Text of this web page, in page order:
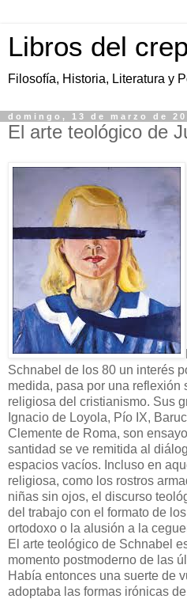
Libros del
Filosofía, Historia, Literatura y
domingo, 13 de marzo de
El arte teológico de
Schnabel de los 80 un interés
medida, pasa por una reflexión
religiosa del cristianismo. Sus
Ignacio de Loyola, Pío IX,
Clemente de Roma, son
santidad se ve remitida al
espacios vacíos. Incluso en
religiosa, como los rostros
niñas sin ojos, el discurso
del trabajo con el formato de
ortodoxo o la alusión a la
El arte teológico de Schnabel
momento postmoderno de las
Había entonces una suerte de
adoptaba las formas irónicas